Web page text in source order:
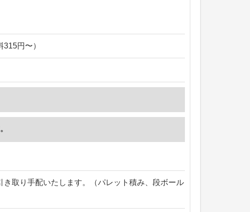
円〜）
取り手配いたします。（パレット積み、段ボール